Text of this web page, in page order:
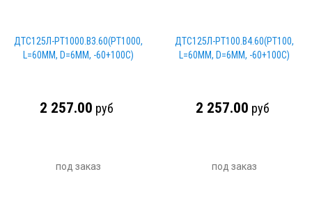
ДТС125Л-PT1000.В3.60(PT1000,
L=60ММ, D=6ММ, -60+100С)
2 257.00 руб
под заказ
ДТС125Л-PT100.В4.60(PT100,
L=60ММ, D=6ММ, -60+100С)
2 257.00 руб
под заказ